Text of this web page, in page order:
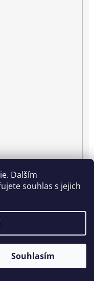
Dalším
souhlas s jejich
Souhlasím